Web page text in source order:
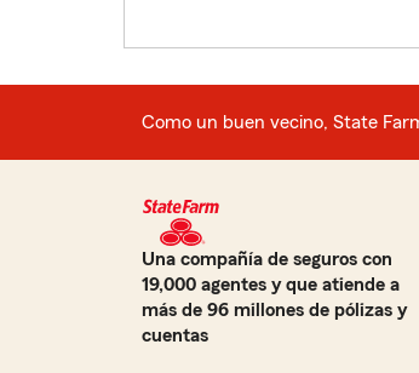
Como un buen vecino, State
Una compañía de seguros con
19,000 agentes y que atiende a
más de 96 millones de pólizas y
cuentas